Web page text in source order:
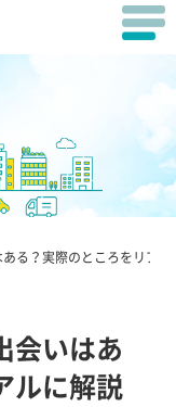
る？実際のところをリアル
会いはあ
ルに解説